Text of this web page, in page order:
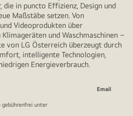
in puncto Effizienz, Design und
Maßstäbe setzen. Von
Videoprodukten über
und Waschmaschinen –
von LG Österreich überzeugt durch
intelligente Technologien,
Energieverbrauch.
Email
unter